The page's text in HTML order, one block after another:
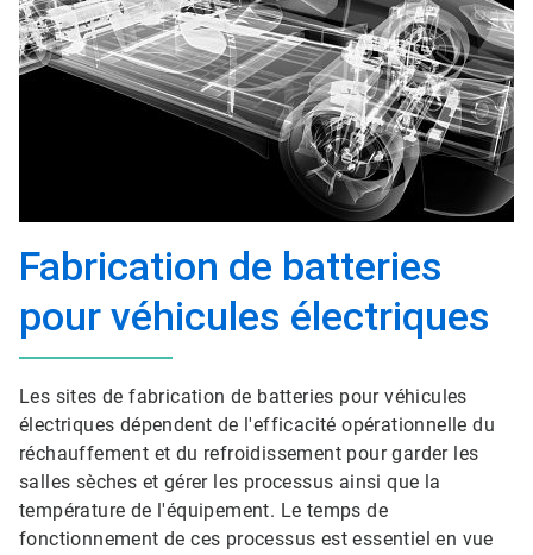
Fabrication de batteries
pour véhicules électriques
Les sites de fabrication de batteries pour véhicules
électriques dépendent de l'efficacité opérationnelle du
réchauffement et du refroidissement pour garder les
salles sèches et gérer les processus ainsi que la
température de l'équipement. Le temps de
fonctionnement de ces processus est essentiel en vue